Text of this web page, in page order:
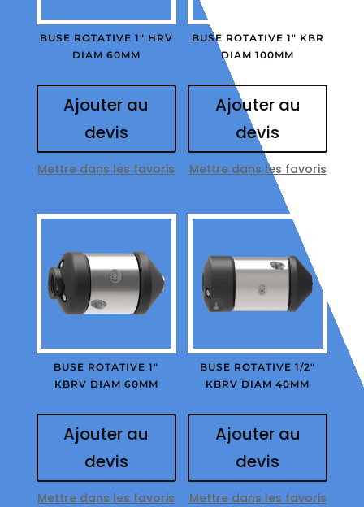
BUSE ROTATIVE 1″ HRV
DIAM 60MM
Ajouter au
devis
Mettre dans les favoris
BUSE ROTATIVE 1″ KBR
DIAM 100MM
Ajouter au
devis
Mettre dans les favoris
BUSE ROTATIVE 1″
KBRV DIAM 60MM
Ajouter au
devis
Mettre dans les favoris
BUSE ROTATIVE 1/2″
KBRV DIAM 40MM
Ajouter au
devis
Mettre dans les favoris